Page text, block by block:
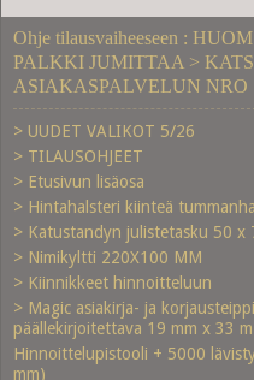
Ohje tilausvaiheeseen :
PALKKI JUMITTAA >
ASIAKASPALVELUN NRO
> UUDET VALIKOT 5/26
> TILAUSOHJEET
> Etusivun lisäosa
> Hintahalsteri kiinteä
> Katustandyn julistetasku 50 x
> Nimikyltti 220X100 MM
> Kiinnikkeet hinnoitteluun
> Magic asiakirja- ja
päällekirjoitettava 19 mm x 33 m
Hinnoittelupistooli + 5000
mm)